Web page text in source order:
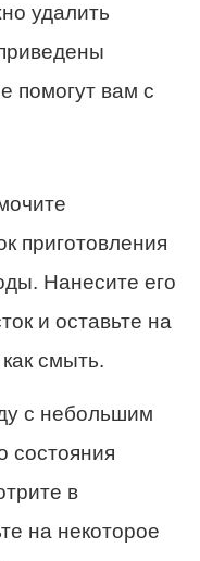
удалить
помогут вам с
приготовления
Нанесите его
и оставьте на
смыть.
с небольшим
состояния
в
на некоторое